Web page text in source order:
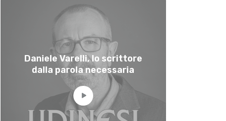
Daniele Varelli, lo scrittore
dalla parola necessaria